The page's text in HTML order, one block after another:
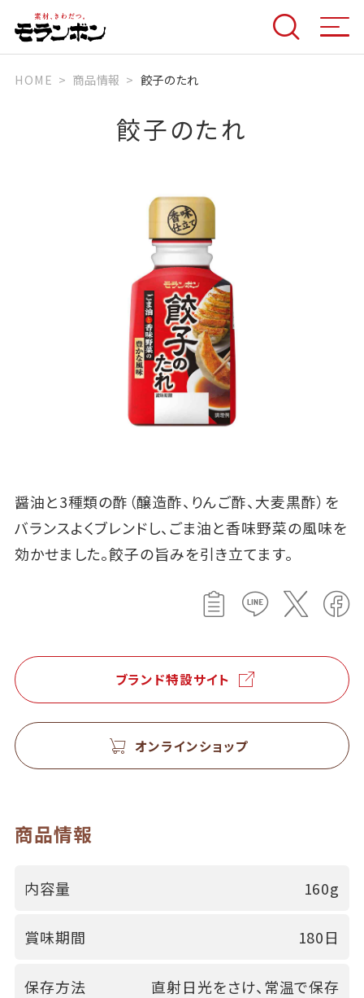
HOME 商品情報 餃子のたれ
餃子のたれ
醤油と3種類の酢（醸造酢、りんご酢、大麦黒酢）を
バランスよくブレンドし、ごま油と香味野菜の風味を
効かせました。餃子の旨みを引き立てます。
ブランド特設サイト
オンラインショップ
商品情報
内容量 160g
賞味期間 180日
保存方法 直射日光をさけ、常温で保存